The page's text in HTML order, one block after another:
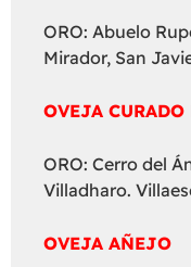
ORO: Abuelo
Mirador, San
OVEJA
ORO: Cerro del
Villadharo.
OVEJA AÑEJO